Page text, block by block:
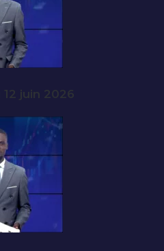
juin 2026